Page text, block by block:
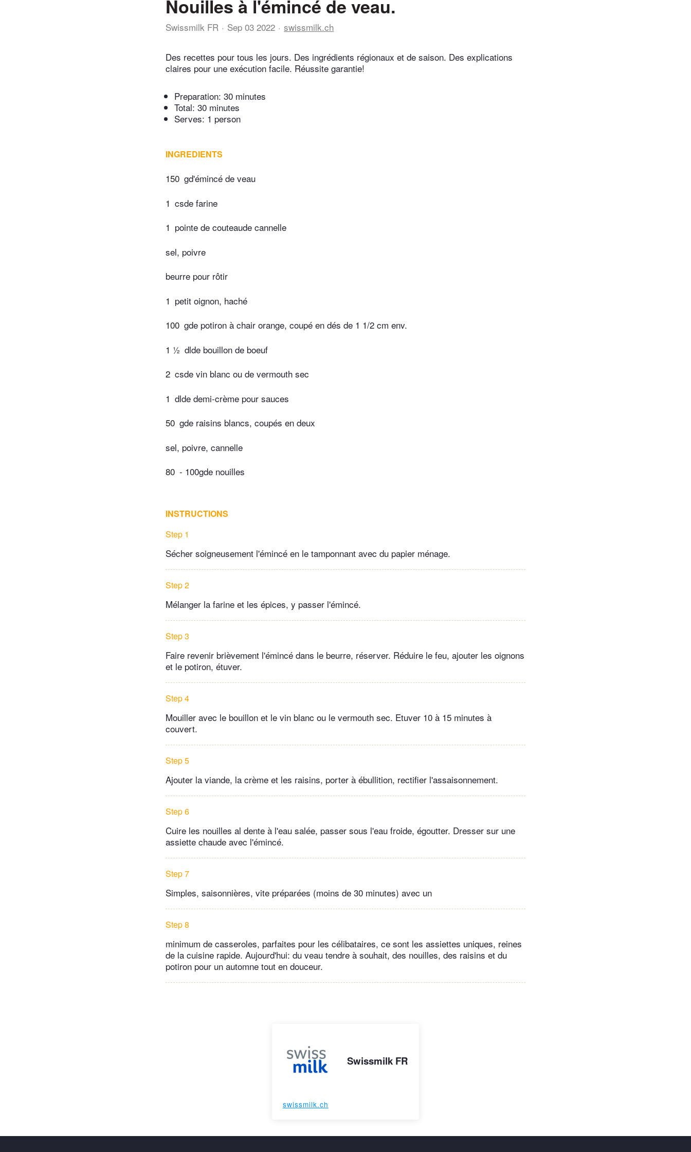
Nouilles à l'émincé de veau.
Swissmilk FR Sep 03 2022 swissmilk.ch
Des recettes pour tous les jours. Des ingrédients régionaux et de saison. Des explications
claires pour une exécution facile. Réussite garantie!
Preparation: 30 minutes
Total: 30 minutes
Serves: 1 person
INGREDIENTS
150 gd'émincé de veau
1 csde farine
1 pointe de couteaude cannelle
sel, poivre
beurre pour rôtir
1 petit oignon, haché
100 gde potiron à chair orange, coupé en dés de 1 1/2 cm env.
1 ½ dlde bouillon de boeuf
2 csde vin blanc ou de vermouth sec
1 dlde demi-crème pour sauces
50 gde raisins blancs, coupés en deux
sel, poivre, cannelle
80 - 100gde nouilles
INSTRUCTIONS
Step 1
Sécher soigneusement l'émincé en le tamponnant avec du papier ménage.
Step 2
Mélanger la farine et les épices, y passer l'émincé.
Step 3
Faire revenir brièvement l'émincé dans le beurre, réserver. Réduire le feu, ajouter les oignons
et le potiron, étuver.
Step 4
Mouiller avec le bouillon et le vin blanc ou le vermouth sec. Etuver 10 à 15 minutes à
couvert.
Step 5
Ajouter la viande, la crème et les raisins, porter à ébullition, rectifier l'assaisonnement.
Step 6
Cuire les nouilles al dente à l'eau salée, passer sous l'eau froide, égoutter. Dresser sur une
assiette chaude avec l'émincé.
Step 7
Simples, saisonnières, vite préparées (moins de 30 minutes) avec un
Step 8
minimum de casseroles, parfaites pour les célibataires, ce sont les assiettes uniques, reines
de la cuisine rapide. Aujourd'hui: du veau tendre à souhait, des nouilles, des raisins et du
potiron pour un automne tout en douceur.
Swissmilk FR
swissmilk.ch